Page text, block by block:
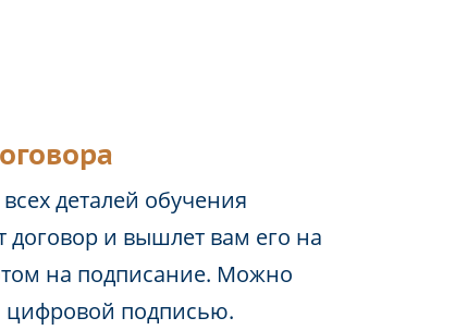
деталей обучения
договор и вышлет вам его на
на подписание. Можно
цифровой подписью.